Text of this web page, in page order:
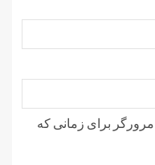
برای زمانی که